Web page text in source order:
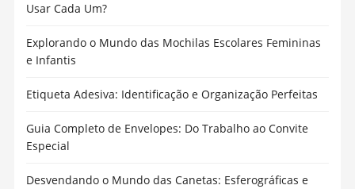
Usar Cada Um?
Explorando o Mundo das Mochilas Escolares Femininas
e Infantis
Etiqueta Adesiva: Identificação e Organização Perfeitas
Guia Completo de Envelopes: Do Trabalho ao Convite
Especial
Desvendando o Mundo das Canetas: Esferográficas e